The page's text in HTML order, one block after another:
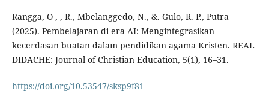
Rangga, O , , R., Mbelanggedo, N., &. Gulo, R. P., Putra
(2025). Pembelajaran di era AI: Mengintegrasikan
kecerdasan buatan dalam pendidikan agama Kristen. REAL
DIDACHE: Journal of Christian Education, 5(1), 16–31.
https://doi.org/10.53547/sksp9f81